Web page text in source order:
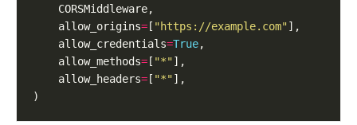
    allow_origins
= [ "https://example.com"
    allow_credentials
=True
    allow_methods
= [ "*"
    allow_headers
= [ "*"